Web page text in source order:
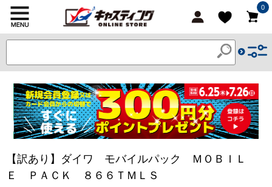
0
【訳あり】ダイワ モバイルパック ＭＯＢＩＬ
Ｅ ＰＡＣＫ ８６６ＴＭＬＳ